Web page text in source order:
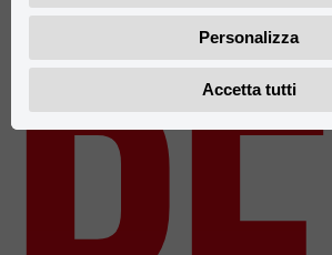
Personalizza
Accetta tutti